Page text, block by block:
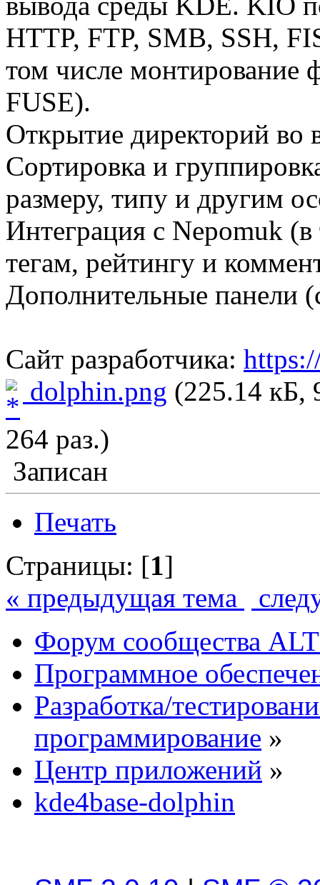
HTTP, FTP, SMB, SSH,
том числе монтирование
FUSE).
Открытие директорий во
Сортировка и
размеру, типу и другим
Интеграция с Nepomuk
тегам, рейтингу и
Дополнительные панели
Сайт разработчика:
dolphin.png (225.14 кБ,
264 раз.)
Записан
Печать
Страницы: [1]
« предыдущая тема
Форум сообщества
Программное
Разработка/
программирование »
Центр приложений »
kde4base-dolphin